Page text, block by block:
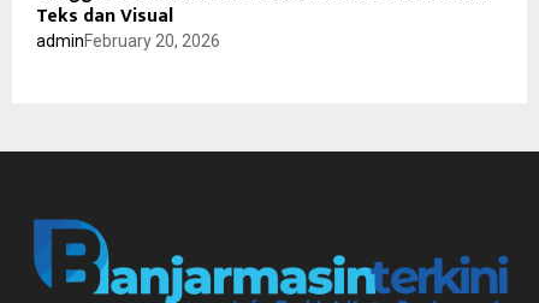
Teks dan Visual
adminFebruary 20, 2026